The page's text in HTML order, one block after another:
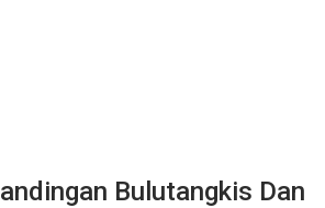
Bulutangkis Dan